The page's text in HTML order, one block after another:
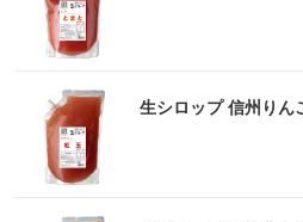
生シロップ 信州りん